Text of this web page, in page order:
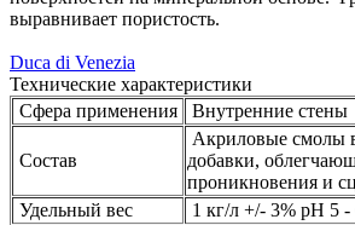
выравнивает пористость.
Duca di Venezia
Технические характеристики
Сфера применения
Внутренние стены
Состав
Акриловые смолы
добавки,
проникновения и
Удельный вес
1 кг/л +/- 3% pH 5 -